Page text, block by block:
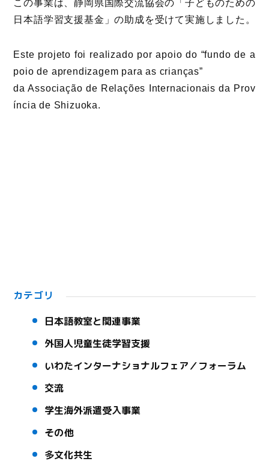
この事業は、静岡県国際交流協会の「子どものための
日本語学習支援基金」の助成を受けて実施しました。
Este projeto foi realizado por apoio do “fundo de a
poio de aprendizagem para as crianças”
da Associação de Relações Internacionais da Prov
íncia de Shizuoka.
カテゴリ
日本語教室と関連事業
外国人児童生徒学習支援
いわたインターナショナルフェア／フォーラム
交流
学生海外派遣受入事業
その他
多文化共生